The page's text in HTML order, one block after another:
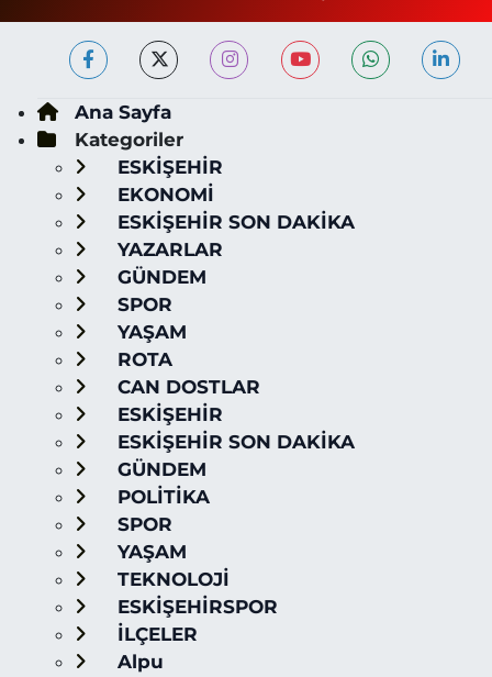
Ana Sayfa
Kategoriler
ESKİŞEHİR
EKONOMİ
ESKİŞEHİR SON DAKİKA
YAZARLAR
GÜNDEM
SPOR
YAŞAM
ROTA
CAN DOSTLAR
ESKİŞEHİR
ESKİŞEHİR SON DAKİKA
GÜNDEM
POLİTİKA
SPOR
YAŞAM
TEKNOLOJİ
ESKİŞEHİRSPOR
İLÇELER
Alpu